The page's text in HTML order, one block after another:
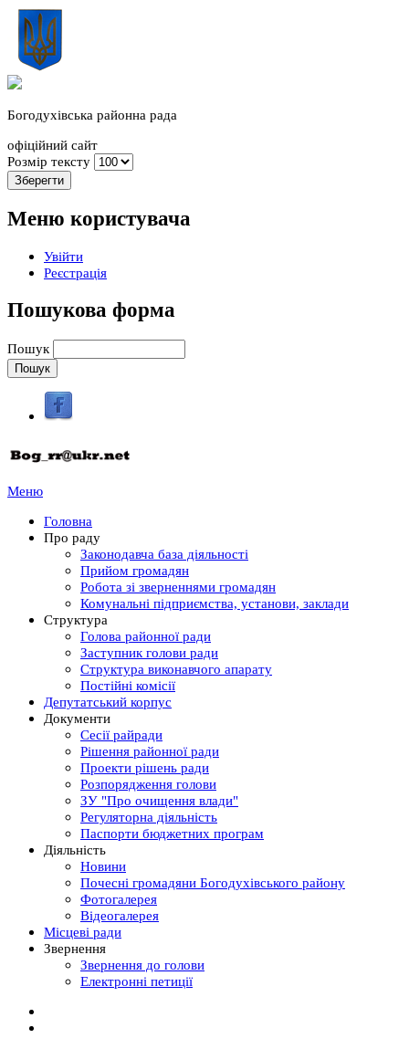
Богодухівська районна рада
офіційний сайт
Розмір тексту
Меню користувача
Увійти
Реєстрація
Пошукова форма
Пошук
Меню
Головна
Про раду
Законодавча база діяльності
Прийом громадян
Робота зі зверненнями громадян
Комунальні підприємства, установи, заклади
Структура
Голова районної ради
Заступник голови ради
Структура виконавчого апарату
Постійні комісії
Депутатський корпус
Документи
Сесії райради
Рішення районної ради
Проекти рішень ради
Розпорядження голови
ЗУ "Про очищення влади"
Регуляторна діяльність
Паспорти бюджетних програм
Діяльність
Новини
Почесні громадяни Богодухівського району
Фотогалерея
Відеогалерея
Місцеві ради
Звернення
Звернення до голови
Електронні петиції